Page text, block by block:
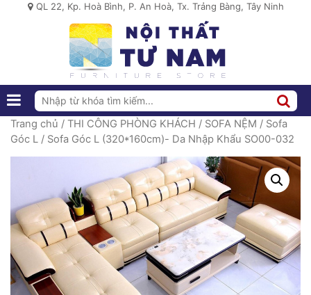
QL 22, Kp. Hoà Bình, P. An Hoà, Tx. Trảng Bàng, Tây Ninh
Trang chủ / THI CÔNG PHÒNG KHÁCH / SOFA NỆM / Sofa
Góc L / Sofa Góc L (320*160cm)- Da Nhập Khẩu SO00-032